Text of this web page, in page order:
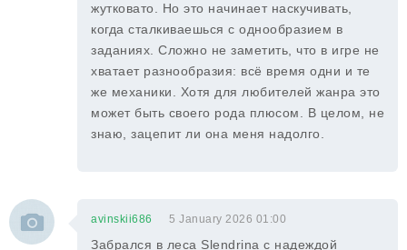
жутковато. Но это начинает наскучивать,
когда сталкиваешься с однообразием в
заданиях. Сложно не заметить, что в игре не
хватает разнообразия: всё время одни и те
же механики. Хотя для любителей жанра это
может быть своего рода плюсом. В целом, не
знаю, зацепит ли она меня надолго.
avinskii686 5 January 2026 01:00
Забрался в леса Slendrina с надеждой